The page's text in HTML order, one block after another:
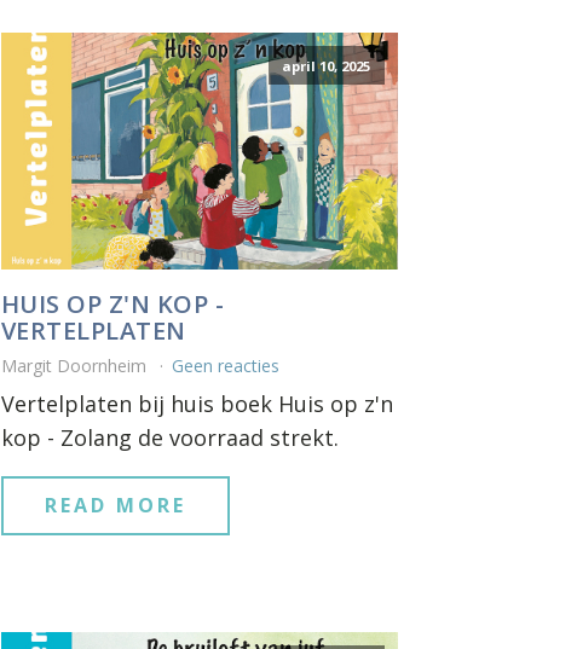
april 10, 2025
HUIS OP Z'N KOP -
VERTELPLATEN
Margit Doornheim Geen reacties
Vertelplaten bij huis boek Huis op z'n
kop - Zolang de voorraad strekt.
READ MORE